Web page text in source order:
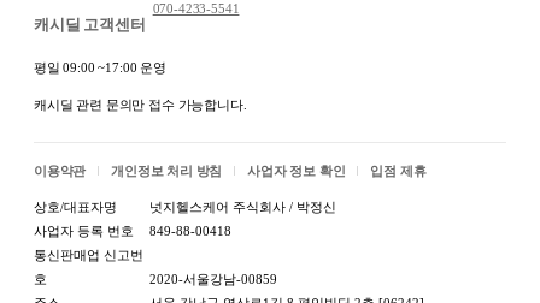
캐시딜 고객센터
070-4233-5541
평일 09:00 ~17:00 운영
캐시딜 관련 문의만 접수 가능합니다.
이용약관 개인정보 처리 방침 사업자 정보 확인 입점 제휴
상호/대표자명
넛지헬스케어 주식회사 / 박정신
사업자 등록 번호
849-88-00418
통신판매업 신고번
호
2020-서울강남-00859